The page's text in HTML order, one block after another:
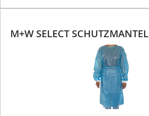
M+W SELECT SCHUTZMANTEL